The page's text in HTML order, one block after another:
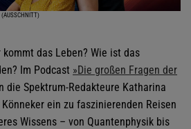
(AUSSCHNITT)
das Leben? Wie ist das
Im Podcast »Die großen Fragen der
die Spektrum-Redakteure Katharina
ein zu faszinierenden Reisen
Wissens – von Quantenphysik bis